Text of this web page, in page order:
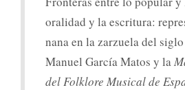
oralidad y la escritura:
nana en la zarzuela del
Manuel García Matos y la
del Folklore Musical de